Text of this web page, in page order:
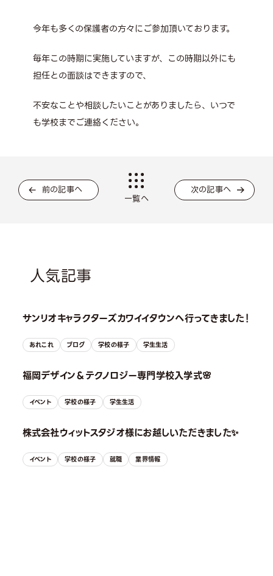
今年も多くの保護者の方々にご参加頂いております。
毎年この時期に実施していますが、この時期以外にも
担任との面談はできますので、
不安なことや相談したいことがありましたら、いつで
も学校までご連絡ください。
前の記事へ
一覧へ
次の記事へ
人気記事
サンリオキャラクターズカワイイタウンへ行ってきました！
あれこれ ブログ 学校の様子 学生生活
福岡デザイン＆テクノロジー専門学校入学式🌸
イベント 学校の様子 学生生活
株式会社ウィットスタジオ様にお越しいただきました✨
イベント 学校の様子 就職 業界情報